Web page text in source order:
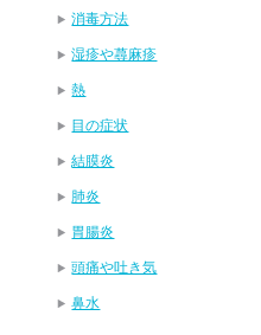
消毒方法
湿疹や蕁麻疹
熱
目の症状
結膜炎
肺炎
胃腸炎
頭痛や吐き気
鼻水